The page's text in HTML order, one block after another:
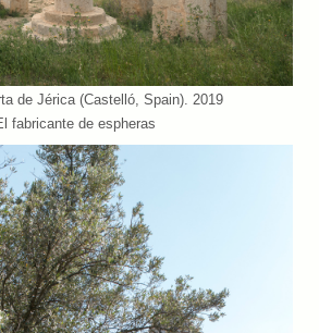
de Jérica (Castelló, Spain). 2019
fabricante de espheras